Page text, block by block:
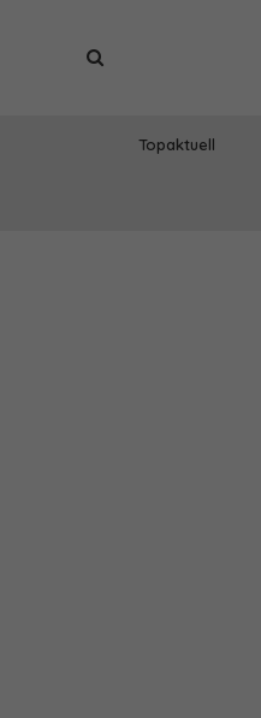
Topaktuell